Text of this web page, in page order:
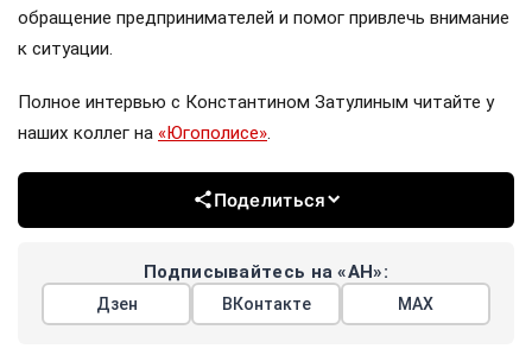
обращение предпринимателей и помог привлечь внимание
к ситуации.
Полное интервью с Константином Затулиным читайте у
наших коллег на «Югополисе»
Поделиться
Подписывайтесь на «АН»:
Дзен ВКонтакте МАХ